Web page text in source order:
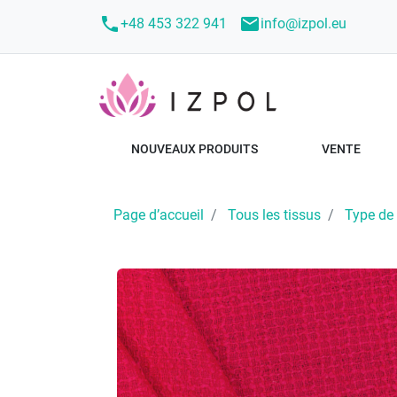
call+48 453 322 941 mailinfo@izpol.eu
NOUVEAUX PRODUITS VENTE
Page d’accueil Tous les tissus Type de